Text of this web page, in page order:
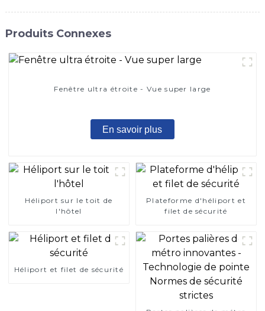
Produits Connexes
Fenêtre ultra étroite - Vue super large
En savoir plus
Héliport sur le toit de
l'hôtel
Plateforme d'héliport et
filet de sécurité
Héliport et filet de sécurité